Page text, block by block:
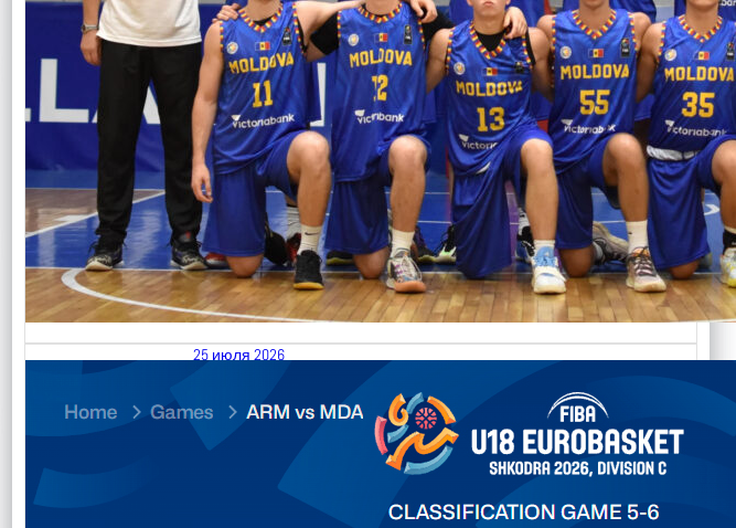
25 июля 2026
26.07.2026 Armenia vs Moldova FIBA U18 EuroBasket 2026,
Division C
Читать далее